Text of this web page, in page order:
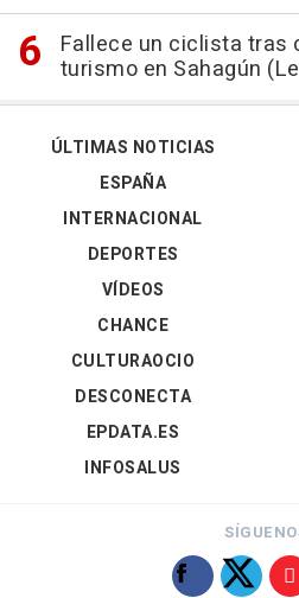
Fallece un ciclista tras
turismo en Sahagún
ÚLTIMAS NOTICIAS
ESPAÑA
INTERNACIONAL
DEPORTES
VÍDEOS
CHANCE
CULTURAOCIO
DESCONECTA
EPDATA.ES
INFOSALUS